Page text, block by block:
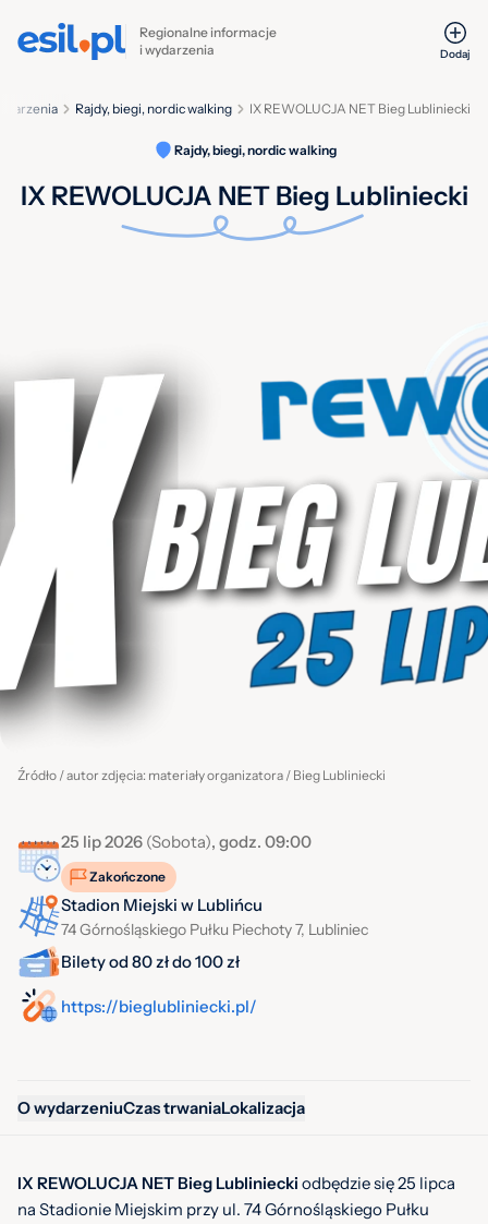
Regionalne informacje
i wydarzenia
Dodaj
IX REWOLUCJA NET Bieg Lubliniecki
Rajdy, biegi, nordic walking
Rajdy, biegi, nordic walking
IX REWOLUCJA NET Bieg Lubliniecki
Źródło / autor zdjęcia: materiały organizatora / Bieg Lubliniecki
25 lip 2026 (Sobota), godz. 09:00
Zakończone
Stadion Miejski w Lublińcu
74 Górnośląskiego Pułku Piechoty 7, Lubliniec
Bilety od 80 zł do 100 zł
https://bieglubliniecki.pl/
O wydarzeniuCzas trwaniaLokalizacja
IX REWOLUCJA NET Bieg Lubliniecki odbędzie się 25 lipca
na Stadionie Miejskim przy ul. 74 Górnośląskiego Pułku